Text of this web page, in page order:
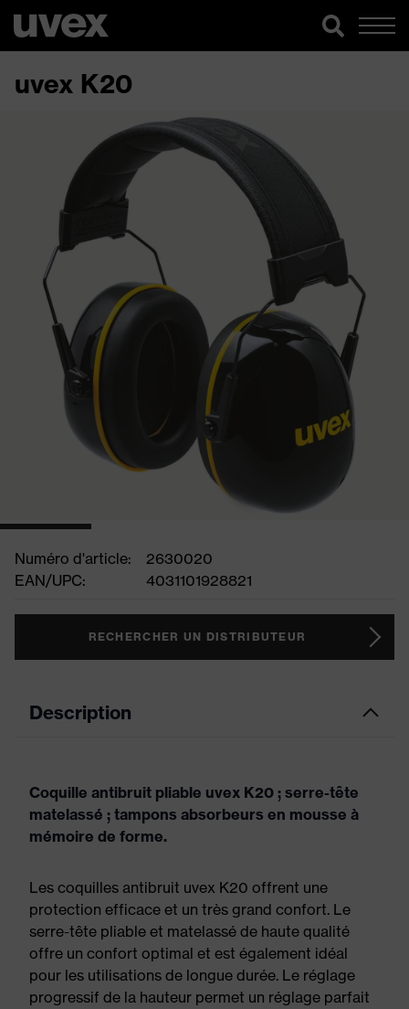
uvex K20
Numéro d'article:
2630020
EAN/UPC:
4031101928821
RECHERCHER UN DISTRIBUTEUR
Description
Coquille antibruit pliable uvex K20 ; serre-tête
matelassé ; tampons absorbeurs en mousse à
mémoire de forme.
Les coquilles antibruit uvex K20 offrent une
protection efficace et un très grand confort. Le
serre-tête pliable et matelassé de haute qualité
offre un confort optimal et est également idéal
pour les utilisations de longue durée. Le réglage
progressif de la hauteur permet un réglage parfait